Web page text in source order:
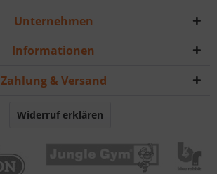
Unternehmen
Informationen
Zahlung & Versand
Widerruf erklären